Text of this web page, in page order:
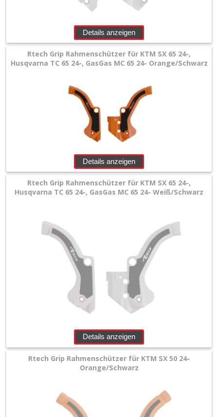
Details anzeigen
Rtech Grip Rahmenschützer für KTM SX 65 24-,
Husqvarna TC 65 24-, GasGas MC 65 24- Orange/Schwarz
Details anzeigen
Rtech Grip Rahmenschützer für KTM SX 65 24-,
Husqvarna TC 65 24-, GasGas MC 65 24- Weiß/Schwarz
Details anzeigen
Rtech Grip Rahmenschützer für KTM SX 50 24-
Orange/Schwarz